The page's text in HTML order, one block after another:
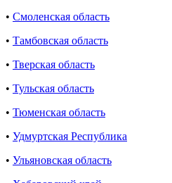
• Смоленская область
• Тамбовская область
• Тверская область
• Тульская область
• Тюменская область
• Удмуртская Республика
• Ульяновская область